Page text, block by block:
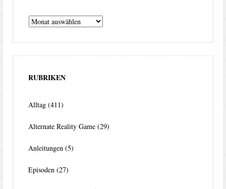
Archiv
RUBRIKEN
Alltag (411)
Alternate Reality Game (29)
Anleitungen (5)
Episoden (27)